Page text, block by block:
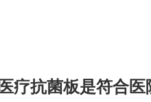
医疗抗菌板是符合